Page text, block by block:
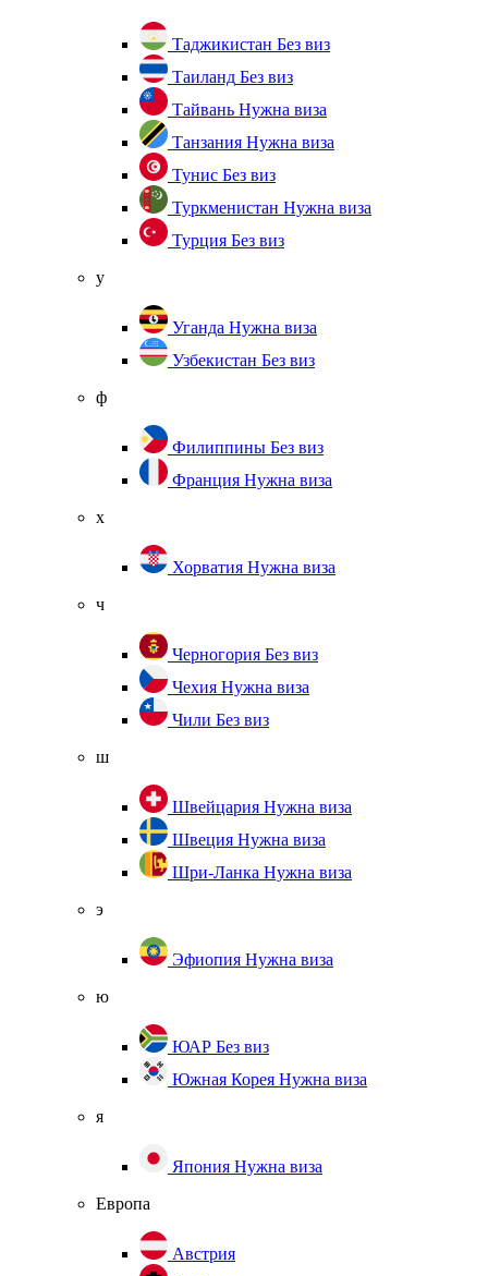
Таджикистан Без виз
Таиланд Без виз
Тайвань Нужна виза
Танзания Нужна виза
Тунис Без виз
Туркменистан Нужна виза
Турция Без виз
у
Уганда Нужна виза
Узбекистан Без виз
ф
Филиппины Без виз
Франция Нужна виза
х
Хорватия Нужна виза
ч
Черногория Без виз
Чехия Нужна виза
Чили Без виз
ш
Швейцария Нужна виза
Швеция Нужна виза
Шри-Ланка Нужна виза
э
Эфиопия Нужна виза
ю
ЮАР Без виз
Южная Корея Нужна виза
я
Япония Нужна виза
Европа
Австрия